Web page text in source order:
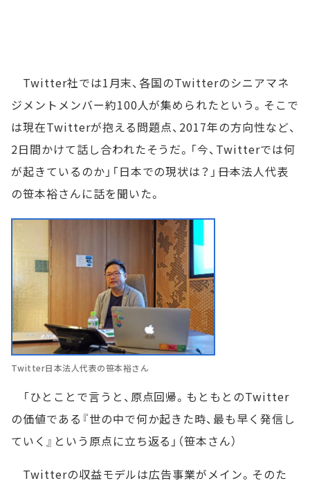
Twitter社では1月末、各国のTwitterのシニアマネ
ジメントメンバー約100人が集められたという。そこで
は現在Twitterが抱える問題点、2017年の方向性など、
2日間かけて話し合われたそうだ。「今、Twitterでは何
が起きているのか」「日本での現状は？」――日本法人代表
の笹本裕さんに話を聞いた。
Twitter日本法人代表の笹本裕さん
「ひとことで言うと、原点回帰。もともとのTwitter
の価値である『世の中で何か起きた時、最も早く発信し
ていく』という原点に立ち返る」（笹本さん）
Twitterの収益モデルは広告事業がメイン。そのた